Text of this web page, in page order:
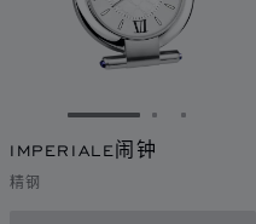
转到幻灯片 1
转到幻灯
转到幻
IMPERIALE闹钟
精钢